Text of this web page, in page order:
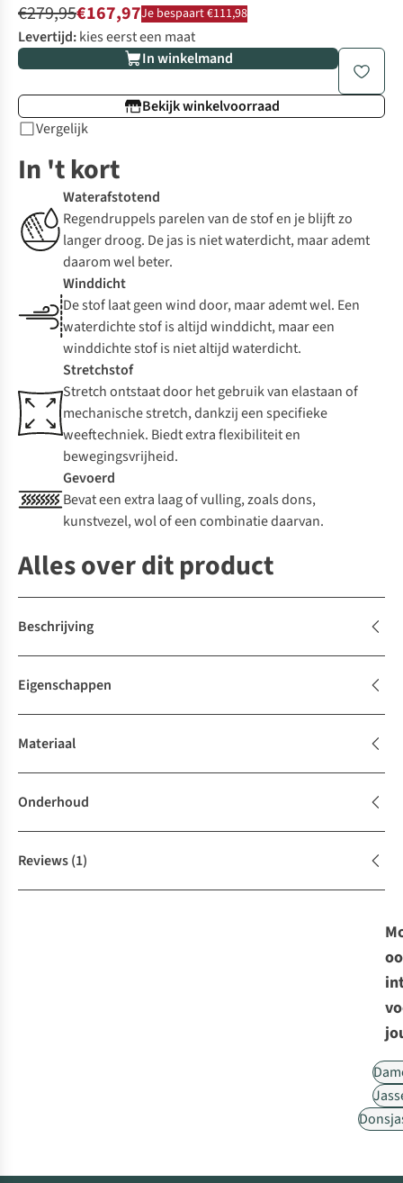
€279,95€167,97Je bespaart €111,98
Levertijd:kies eerst een maat
In winkelmand
Bekijk winkelvoorraad
Vergelijk
In 't kort
Waterafstotend
Regendruppels parelen van de stof en je blijft zo
langer droog. De jas is niet waterdicht, maar ademt
daarom wel beter.
Winddicht
De stof laat geen wind door, maar ademt wel. Een
waterdichte stof is altijd winddicht, maar een
winddichte stof is niet altijd waterdicht.
Stretchstof
Stretch ontstaat door het gebruik van elastaan of
mechanische stretch, dankzij een specifieke
weeftechniek. Biedt extra flexibiliteit en
bewegingsvrijheid.
Gevoerd
Bevat een extra laag of vulling, zoals dons,
kunstvezel, wol of een combinatie daarvan.
Alles over dit product
Beschrijving
Eigenschappen
Materiaal
Onderhoud
Reviews(1)